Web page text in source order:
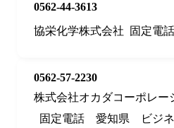
0562-44-3613
協栄化学株式会社
固定電話
0562-57-2230
株式会社オカダコーポレー
固定電話
愛知県 ビジ